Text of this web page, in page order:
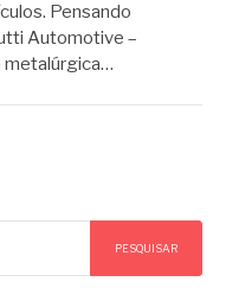
Pensando
Automotive –
metalúrgica…
PESQUISAR